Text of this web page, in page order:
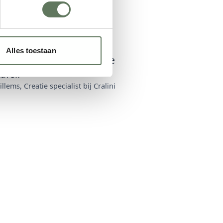
Alles toestaan
creëren we jouw unieke
Creatie specialist bij Cralini